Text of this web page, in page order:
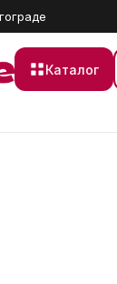
Каталог